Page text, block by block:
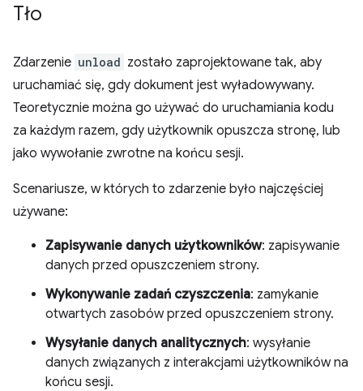
Tło
Zdarzenie unload zostało zaprojektowane tak, aby
uruchamiać się, gdy dokument jest wyładowywany.
Teoretycznie można go używać do uruchamiania kodu
za każdym razem, gdy użytkownik opuszcza stronę, lub
jako wywołanie zwrotne na końcu sesji.
Scenariusze, w których to zdarzenie było najczęściej
używane:
Zapisywanie danych użytkowników: zapisywanie
danych przed opuszczeniem strony.
Wykonywanie zadań czyszczenia: zamykanie
otwartych zasobów przed opuszczeniem strony.
Wysyłanie danych analitycznych: wysyłanie
danych związanych z interakcjami użytkowników na
końcu sesji.